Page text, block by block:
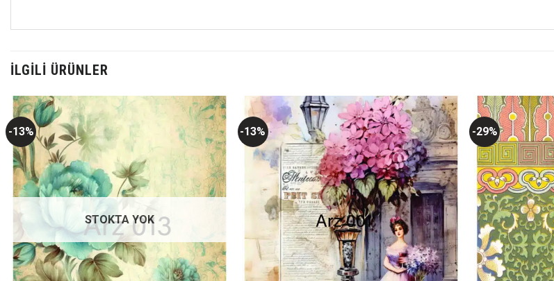
İLGILI ÜRÜNLER
-13%
Favorilerime
Ekle
STOKTA YOK
-13%
Favorilerime
Ekle
-29%